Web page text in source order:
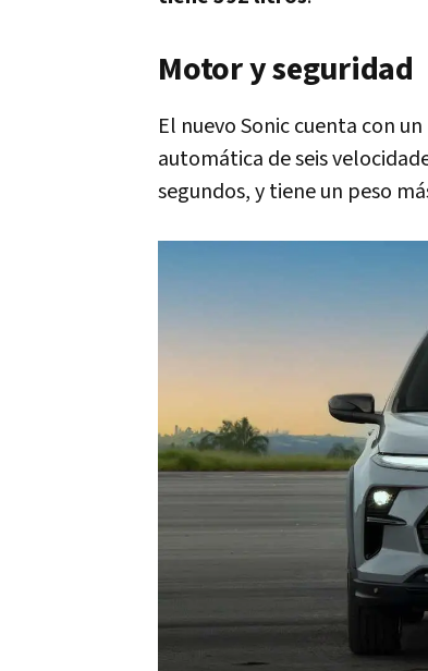
Motor y seguridad
El nuevo Sonic cuenta con
automática de seis
segundos, y tiene un peso